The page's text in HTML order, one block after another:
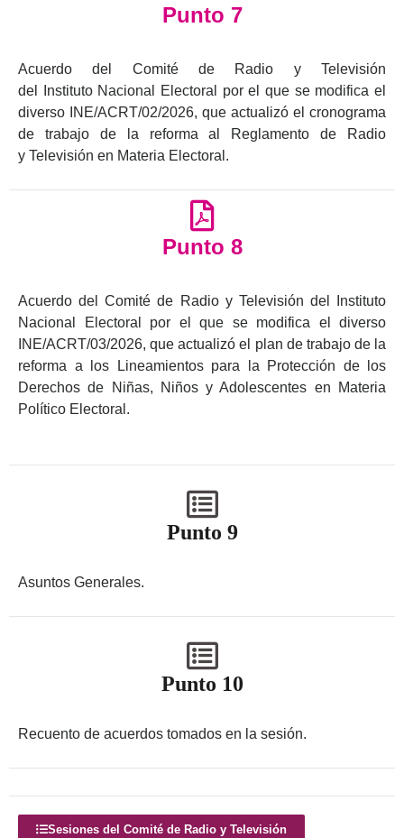
Punto 7
Acuerdo del Comité de Radio y Televisión
del
Instituto Nacional E lectoral por el que se modifica el
diverso INE/ACRT/02/2026, que actualizó el cronograma
de trabajo de la reforma al
Reglamento de Radio
y Televisión en Materia E lectoral .
Punto 8
Acuerdo del Comité de Radio y Televisión del Instituto
Nacional Electoral por el que se modifica el diverso
INE/ACRT/03/2026, que actualizó el plan de trabajo de la
reforma a los Lineamientos para la Protección de los
Derechos de Niñas, Niños y Adolescentes en Materia
Político Electoral.
Punto 9
Asuntos Generales.
Punto 10
Recuento de acuerdos tomados en la sesión.
Sesiones del Comité de Radio y Televisión